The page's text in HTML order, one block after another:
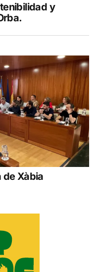
y
de Xàbia